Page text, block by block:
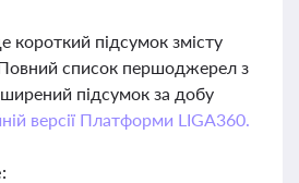
підсумок змісту
Повний список першоджерел з
підсумок за добу
версії Платформи LIGA360.